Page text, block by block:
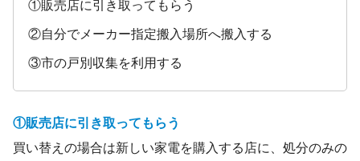
①販売店に引き取ってもらう
②自分でメーカー指定搬入場所へ搬入する
③市の戸別収集を利用する
①販売店に引き取ってもらう
買い替えの場合は新しい家電を購入する店に、処分のみの